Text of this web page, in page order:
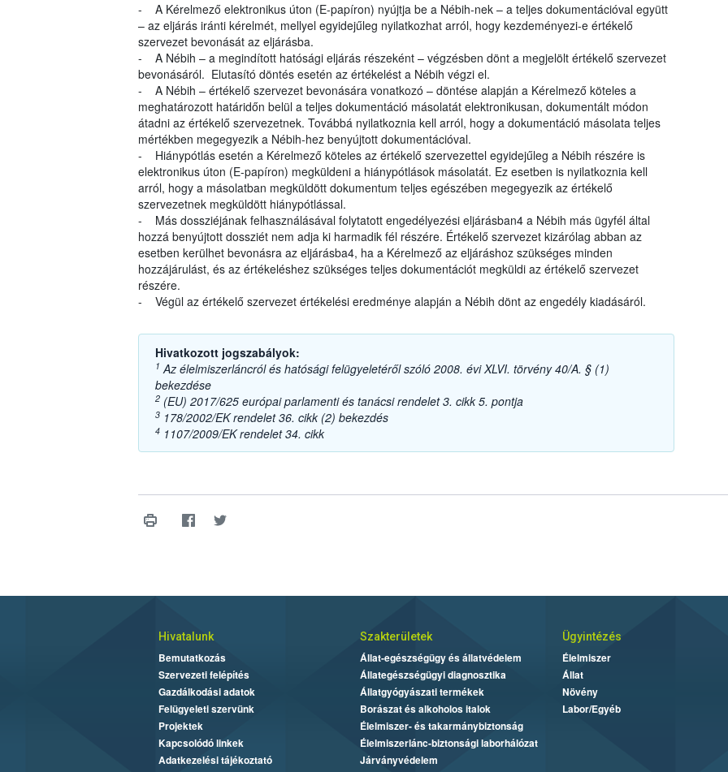
- A Kérelmező elektronikus úton (E-papíron) nyújtja be a Nébih-nek – a teljes dokumentációval együtt
– az eljárás iránti kérelmét, mellyel egyidejűleg nyilatkozhat arról, hogy kezdeményezi-e értékelő
szervezet bevonását az eljárásba.
- A Nébih – a megindított hatósági eljárás részeként – végzésben dönt a megjelölt értékelő szervezet
bevonásáról. Elutasító döntés esetén az értékelést a Nébih végzi el.
- A Nébih – értékelő szervezet bevonására vonatkozó – döntése alapján a Kérelmező köteles a
meghatározott határidőn belül a teljes dokumentáció másolatát elektronikusan, dokumentált módon
átadni az értékelő szervezetnek. Továbbá nyilatkoznia kell arról, hogy a dokumentáció másolata teljes
mértékben megegyezik a Nébih-hez benyújtott dokumentációval.
- Hiánypótlás esetén a Kérelmező köteles az értékelő szervezettel egyidejűleg a Nébih részére is
elektronikus úton (E-papíron) megküldeni a hiánypótlások másolatát. Ez esetben is nyilatkoznia kell
arról, hogy a másolatban megküldött dokumentum teljes egészében megegyezik az értékelő
szervezetnek megküldött hiánypótlással.
- Más dossziéjának felhasználásával folytatott engedélyezési eljárásban4 a Nébih más ügyfél által
hozzá benyújtott dossziét nem adja ki harmadik fél részére. Értékelő szervezet kizárólag abban az
esetben kerülhet bevonásra az eljárásba4, ha a Kérelmező az eljáráshoz szükséges minden
hozzájárulást, és az értékeléshez szükséges teljes dokumentációt megküldi az értékelő szervezet
részére.
- Végül az értékelő szervezet értékelési eredménye alapján a Nébih dönt az engedély kiadásáról.
Hivatkozott jogszabályok:
1 Az élelmiszerláncról és hatósági felügyeletéről szóló 2008. évi XLVI. törvény 40/A. § (1)
bekezdése
2(EU) 2017/625 európai parlamenti és tanácsi rendelet 3. cikk 5. pontja
3178/2002/EK rendelet 36. cikk (2) bekezdés
41107/2009/EK rendelet 34. cikk
Hivatalunk
Bemutatkozás
Szervezeti felépítés
Gazdálkodási adatok
Felügyeleti szervünk
Projektek
Kapcsolódó linkek
Adatkezelési tájékoztató
Szakterületek
Állat-egészségügy és állatvédelem
Állategészségügyi diagnosztika
Állatgyógyászati termékek
Borászat és alkoholos italok
Élelmiszer- és takarmánybiztonság
Élelmiszerlánc-biztonsági laborhálózat
Járványvédelem
Ügyintézés
Élelmiszer
Állat
Növény
Labor/Egyéb